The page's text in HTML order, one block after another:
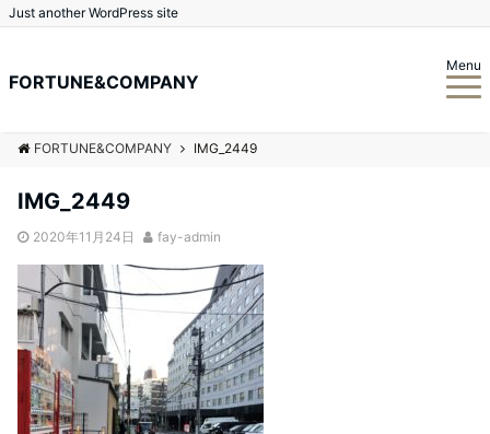
Just another WordPress site
FORTUNE&COMPANY
Menu
FORTUNE&COMPANY IMG_2449
IMG_2449
2020年11月24日 fay-admin